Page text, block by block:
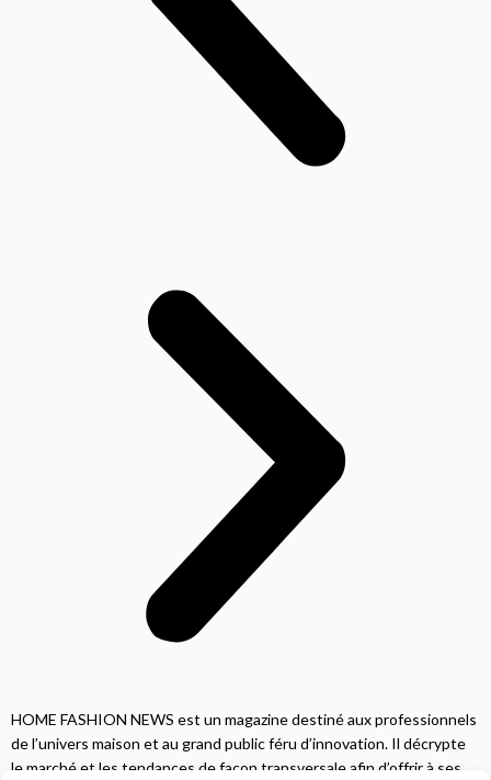
HOME FASHION NEWS est un magazine destiné aux professionnels
de l’univers maison et au grand public féru d’innovation. Il décrypte
le marché et les tendances de façon transversale afin d’offrir à ses